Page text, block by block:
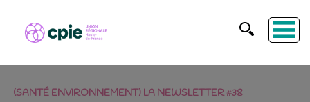
(SANTÉ ENVIRONNEMENT) LA NEWSLETTER #38